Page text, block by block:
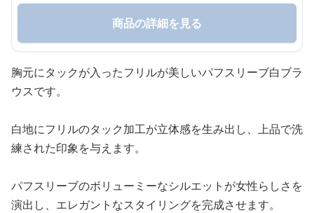
商品の詳細を見る
胸元にタックが入ったフリルが美しいパフスリーブ白ブラ
ウスです。
白地にフリルのタック加工が立体感を生み出し、上品で洗
練された印象を与えます。
パフスリーブのボリューミーなシルエットが女性らしさを
演出し、エレガントなスタイリングを完成させます。